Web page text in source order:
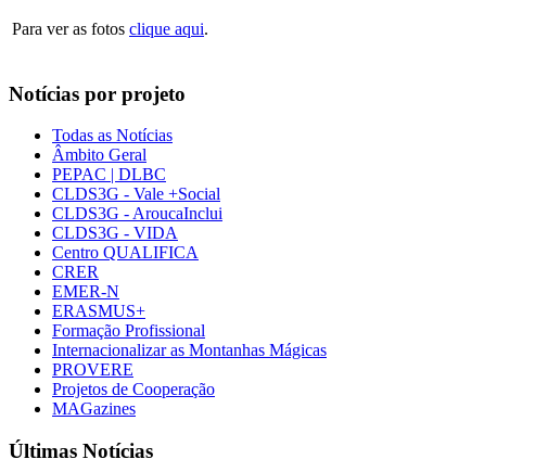
Para ver as fotos clique aqui.
Notícias por projeto
Todas as Notícias
Âmbito Geral
PEPAC | DLBC
CLDS3G - Vale +Social
CLDS3G - AroucaInclui
CLDS3G - VIDA
Centro QUALIFICA
CRER
EMER-N
ERASMUS+
Formação Profissional
Internacionalizar as Montanhas Mágicas
PROVERE
Projetos de Cooperação
MAGazines
Últimas Notícias